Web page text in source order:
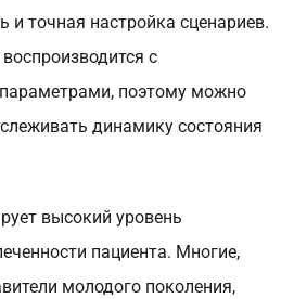
и точная настройка сценариев.
с
поэтому можно
динамику состояния
высокий уровень
пациента. Многие,
молодого поколения,